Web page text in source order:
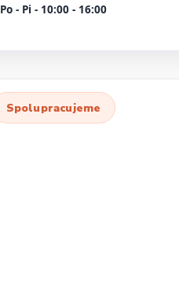
Po - Pi - 10:00 - 16:00
Spolupracujeme